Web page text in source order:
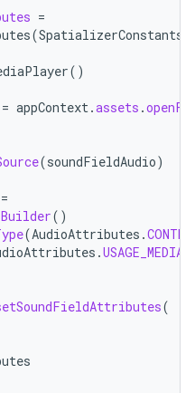
=
(SpatializerConstants
()
= appContext.assets .openFd
(soundFieldAudio)
=
Builder()
(AudioAttributes .
.USAGE_MEDIA
(